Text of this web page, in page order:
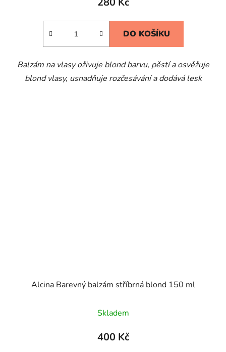
DO KOŠÍKU
Balzám na vlasy oživuje blond barvu, pěstí a osvěžuje
blond vlasy, usnadňuje rozčesávání a dodává lesk
Alcina Barevný balzám stříbrná blond 150 ml
Skladem
400 Kč